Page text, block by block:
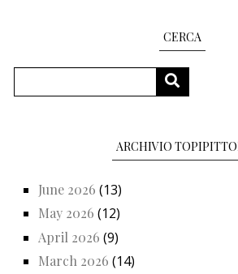
CERCA
SEARCH
ARCHIVIO
June 2026 (13)
May 2026 (12)
April 2026 (9)
March 2026 (14)